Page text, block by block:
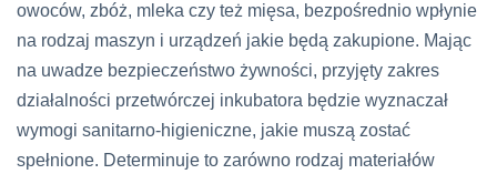
owoców, zbóż, mleka czy też mięsa, bezpośrednio wpłynie
na rodzaj maszyn i urządzeń jakie będą zakupione. Mając
na uwadze bezpieczeństwo żywności, przyjęty zakres
działalności przetwórczej inkubatora będzie wyznaczał
wymogi sanitarno-higieniczne, jakie muszą zostać
spełnione. Determinuje to zarówno rodzaj materiałów